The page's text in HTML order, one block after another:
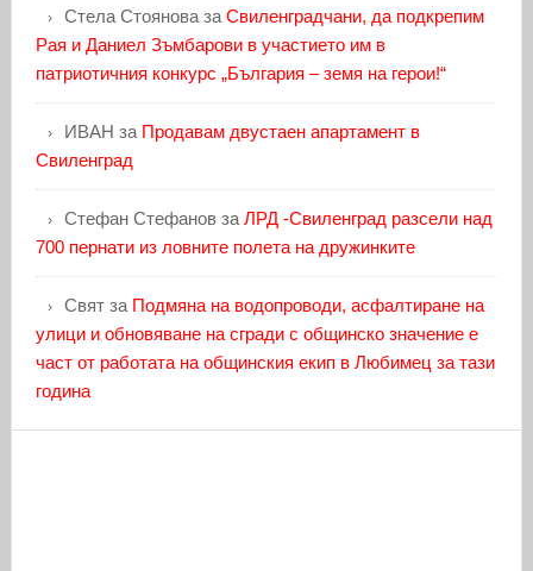
Стела Стояноваза Свиленградчани, да подкрепим
Рая и Даниел Зъмбарови в участието им в
патриотичния конкурс „България – земя на герои!“
ИВАН за Продавам двустаен апартамент в
Свиленград
Стефан Стефановза ЛРД -Свиленград разсели над
700 пернати из ловните полета на дружинките
Святза Подмяна на водопроводи, асфалтиране на
улици и обновяване на сгради с общинско значение е
част от работата на общинския екип в Любимец за тази
година